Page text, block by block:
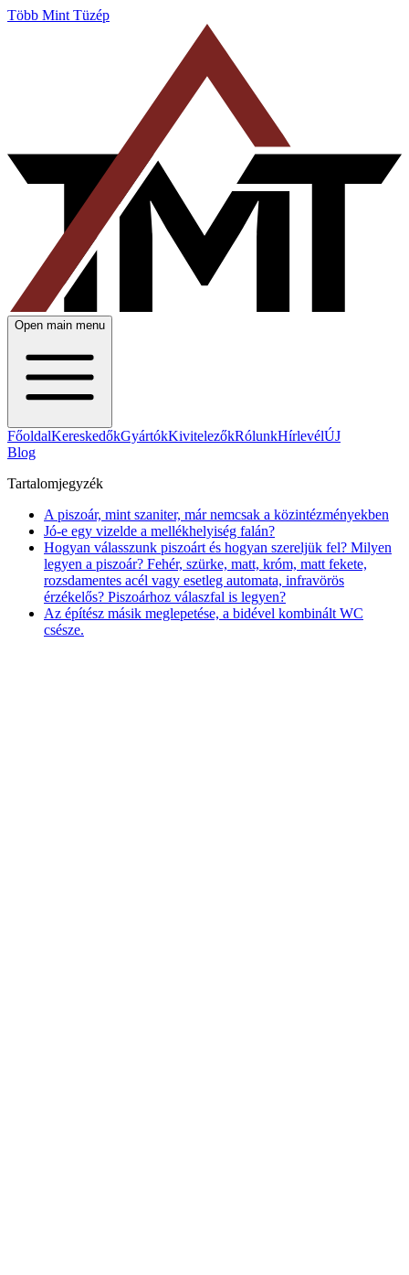
Több Mint Tüzép
Open main menu
FőoldalKereskedőkGyártókKivitelezőkRólunkHírlevélÚJ
Blog
Tartalomjegyzék
A piszoár, mint szaniter, már nemcsak a közintézményekben
Jó-e egy vizelde a mellékhelyiség falán?
Hogyan válasszunk piszoárt és hogyan szereljük fel? Milyen
legyen a piszoár? Fehér, szürke, matt, króm, matt fekete,
rozsdamentes acél vagy esetleg automata, infravörös
érzékelős? Piszoárhoz válaszfal is legyen?
Az építész másik meglepetése, a bidével kombinált WC
csésze.